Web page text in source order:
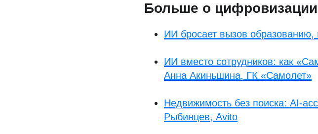
Больше о
ИИ бросает вызов образованию,
ИИ вместо сотрудников: как
Анна Акиньшина, ГК «Самолет»
Недвижимость без поиска: AI-
Рыбинцев, Avito